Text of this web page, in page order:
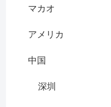
マカオ
アメリカ
中国
深圳